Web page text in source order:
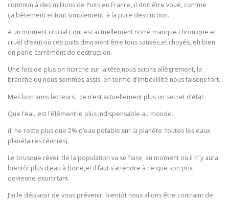
commun à des millions de Puits en France, il doit être voué, comme
ça,bêtement et tout simplement, à la pure destruction.
A un moment crucial ( qui est actuellement notre manque chronique et
cruel d’eau) où ces puits devraient être tous sauvés,et choyés, eh bien
on parle carrément de destruction.
Une fois de plus on marche sur la tête,nous scions allègrement, la
branche ou nous sommes assis, en terme d’imbécillité nous faisons fort.
Mes bon amis lecteurs , ce n’est actuellement plus un secret d’état .
Que l’eau est l’élément le plus indispensable au monde.
(Il ne reste plus que 2% d’eau potable sur la planète. toutes les eaux
planétaires réunies)
Le brusque réveil de la population va se faire, au moment où il n’ y aura
bientôt plus d’eau à boire,et il faut s’attendre à ce que son prix
devienne exorbitant.
J’ai le déplaisir de vous prévenir, bientôt nous allons être contraint de